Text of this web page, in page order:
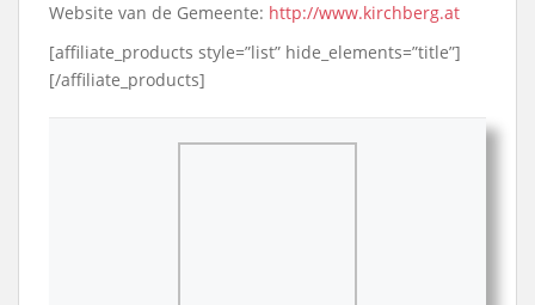
Website van de Gemeente: http://www.kirchberg.at
[affiliate_products style=”list” hide_elements=”title”]
[/affiliate_products]